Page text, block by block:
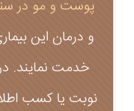
پوست و مو در
و درمان این
خدمت نمایند.
نوبت یا کسب